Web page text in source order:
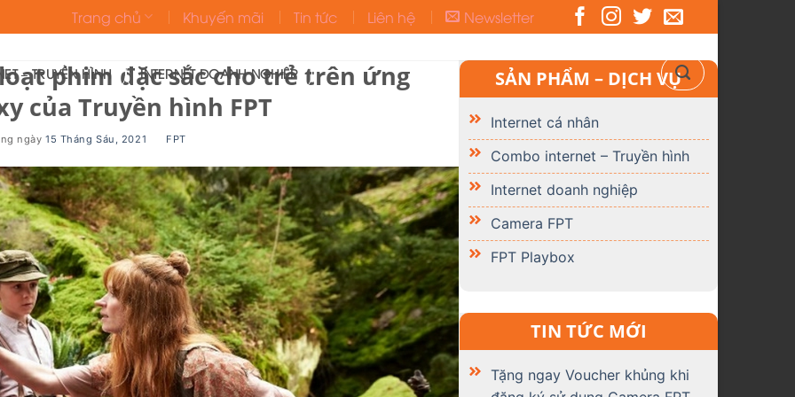
Trang chủ Khuyến mãi Tin tức Liên hệ Newsletter
– TRUYỀN HÌNH INTERNET DOANH NGHIỆP
phim đặc sắc cho trẻ trên ứng
của Truyền hình FPT
ngày15 Tháng Sáu, 2021 FPT
SẢN PHẨM – DỊCH VỤ
Internet cá nhân
Combo internet – Truyền hình
Internet doanh nghiệp
Camera FPT
FPT Playbox
TIN TỨC MỚI
Tặng ngay Voucher khủng khi